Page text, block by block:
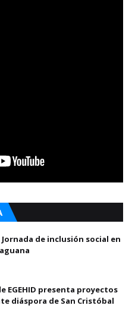
Jornada de inclusión social en
EGEHID presenta proyectos
diáspora de San Cristóbal